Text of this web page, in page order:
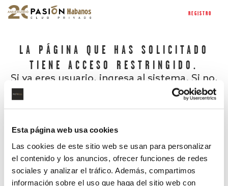
Esta página web usa cookies
Las cookies de este sitio web se usan para personalizar
el contenido y los anuncios, ofrecer funciones de redes
sociales y analizar el tráfico. Además, compartimos
información sobre el uso que haga del sitio web con
REGISTRO
LA PÁGINA QUE HAS SOLICITADO
TIENE ACCESO RESTRINGIDO.
Si ya eres usuario, ingresa al sistema. Si no,